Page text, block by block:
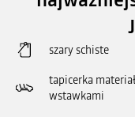
szary schiste
tapicerka
wstawkami